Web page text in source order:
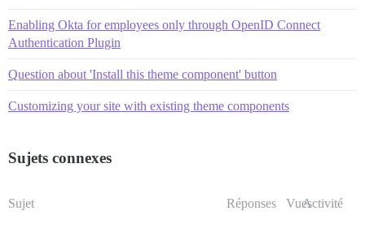
Enabling Okta for employees only through OpenID Connect
Authentication Plugin
Question about 'Install this theme component' button
Customizing your site with existing theme components
Sujets connexes
Sujet Réponses VuesActivité